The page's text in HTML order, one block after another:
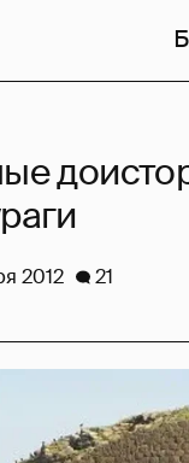
2012
21